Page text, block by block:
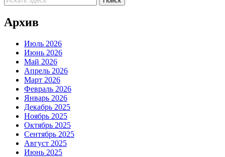
Архив
Июль 2026
Июнь 2026
Май 2026
Апрель 2026
Март 2026
Февраль 2026
Январь 2026
Декабрь 2025
Ноябрь 2025
Октябрь 2025
Сентябрь 2025
Август 2025
Июнь 2025